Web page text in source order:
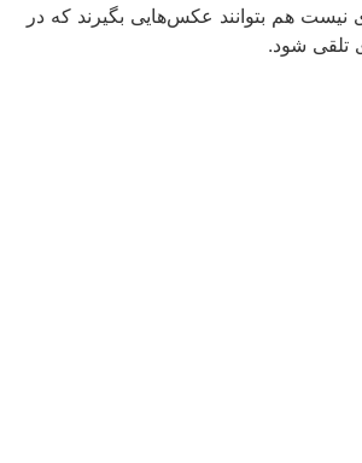
هم بتوانند عکس‌هایی بگیرند که در
شود.